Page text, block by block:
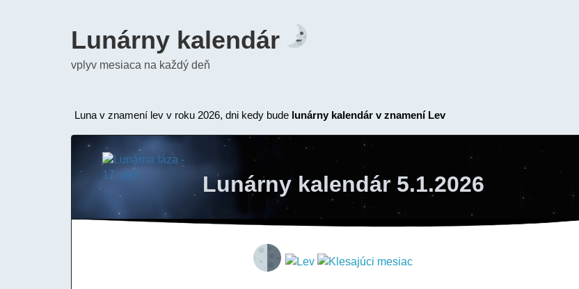
Lunárny kalendár
vplyv mesiaca na každý deň
Luna v znamení lev v roku 2026, dni kedy bude lunárny kalendár v znamení Lev
Lunárny kalendár 5.1.2026